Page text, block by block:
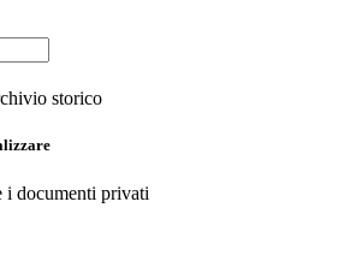
storico
i documenti privati